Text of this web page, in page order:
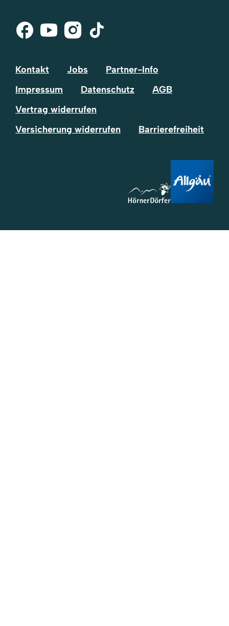
Facebook
Youtube
Instagram
Tik-
Kontakt Jobs
Partner-Info
Impressum
Datenschutz
AGB
Vertrag widerrufen
Versicherung widerrufen
Barrierefreiheit